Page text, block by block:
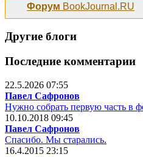
Форум BookJournal.RU
Другие блоги
Последние комментарии
22.5.2026 07:55
Павел Сафронов
Нужно собрать первую часть в
10.10.2018 09:45
Павел Сафронов
Спасибо. Мы старались.
16.4.2015 23:15